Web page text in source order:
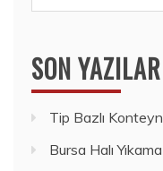
SON YAZILAR
Tip Bazlı
Bursa Halı